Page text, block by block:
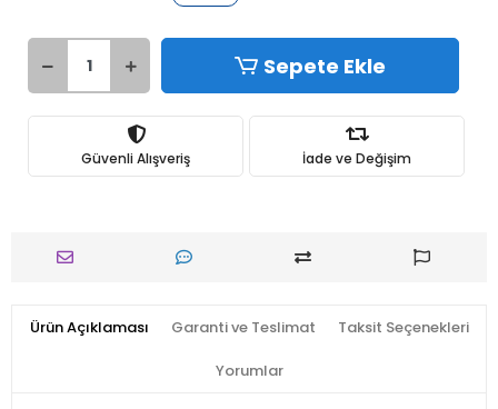
Sepete Ekle
Güvenli Alışveriş İade ve Değişim
Ürün Açıklaması Garanti ve Teslimat Taksit Seçenekleri
Yorumlar